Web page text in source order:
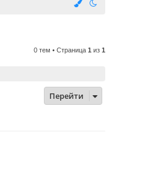
0 тем • Страница 1 из 1
Перейти